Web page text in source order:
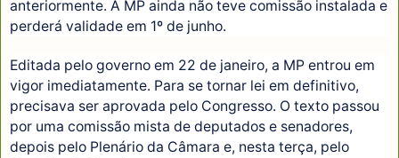
anteriormente. A MP ainda não teve comissão instalada e
perderá validade em 1º de junho.
Editada pelo governo em 22 de janeiro, a MP entrou em
vigor imediatamente. Para se tornar lei em definitivo,
precisava ser aprovada pelo Congresso. O texto passou
por uma comissão mista de deputados e senadores,
depois pelo Plenário da Câmara e, nesta terça, pelo